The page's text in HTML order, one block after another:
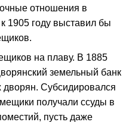
отношения в
1905 году выставил бы
на плаву. В 1885
земельный банк
дворян. Субсидировался
получали ссуды в
пусть даже